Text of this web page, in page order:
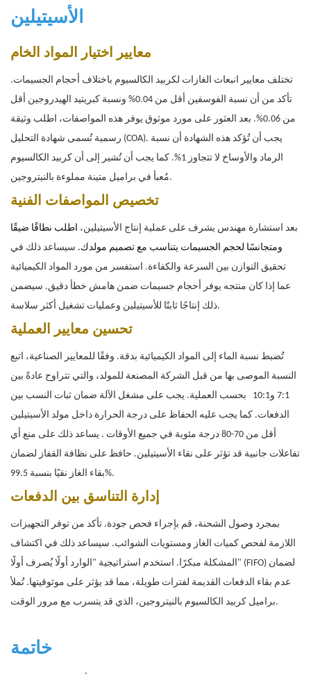
الأسيتيلين
معايير اختيار المواد الخام
تختلف معايير انبعاث الغازات لكربيد الكالسيوم باختلاف أحجام الجسيمات.
تأكد من أن نسبة الفوسفين أقل من 0.04% ونسبة كبريتيد الهيدروجين أقل
من 0.06%. بعد العثور على مورد موثوق يوفر هذه المواصفات، اطلب وثيقة
رسمية تُسمى شهادة التحليل (COA). يجب أن تُؤكد هذه الشهادة أن نسبة
الرماد والأوساخ لا تتجاوز 1%. كما يجب أن تُشير إلى أن كربيد الكالسيوم
مُعبأ في براميل متينة مملوءة بالنيتروجين.
تخصيص المواصفات الفنية
بعد استشارة مهندس يشرف على عملية إنتاج الأسيتيلين، اطلب نطاقًا ضيقًا
ومتجانسًا لحجم الجسيمات يتناسب مع تصميم مولدك. سيساعد ذلك في
تحقيق التوازن بين السرعة والكفاءة. استفسر من مورد المواد الكيميائية
عما إذا كان منتجه يوفر أحجام جسيمات ضمن هامش خطأ دقيق. سيضمن
ذلك إنتاجًا ثابتًا للأسيتيلين وعمليات تشغيل أكثر سلاسة.
تحسين معايير العملية
تُضبط نسبة الماء إلى المواد الكيميائية بدقة. وفقًا للمعايير الصناعية، اتبع
النسبة الموصى بها من قبل الشركة المصنعة للمولد، والتي تتراوح عادةً بين
7:1 و10:1
بحسب العملية. يجب على مشغل الآلة ضمان ثبات النسب بين
الدفعات. كما يجب عليه الحفاظ على درجة الحرارة داخل مولد الأسيتيلين
أقل من 70-80 درجة مئوية في جميع الأوقات
. يساعد ذلك على منع أي
تفاعلات جانبية قد تؤثر على نقاء الأسيتيلين. حافظ على نظافة القفاز لضمان
بقاء الغاز نقيًا بنسبة 99.5%.
إدارة التناسق بين الدفعات
بمجرد وصول الشحنة، قم بإجراء فحص جودة. تأكد من توفر التجهيزات
اللازمة لفحص كميات الغاز ومستويات الشوائب. سيساعد ذلك في اكتشاف
المشكلة مبكرًا. استخدم استراتيجية "الوارد أولًا يُصرف أولًا" (FIFO) لضمان
عدم بقاء الدفعات القديمة لفترات طويلة، مما قد يؤثر على موثوقيتها. تُملأ
براميل كربيد الكالسيوم بالنيتروجين، الذي قد يتسرب مع مرور الوقت.
خاتمة